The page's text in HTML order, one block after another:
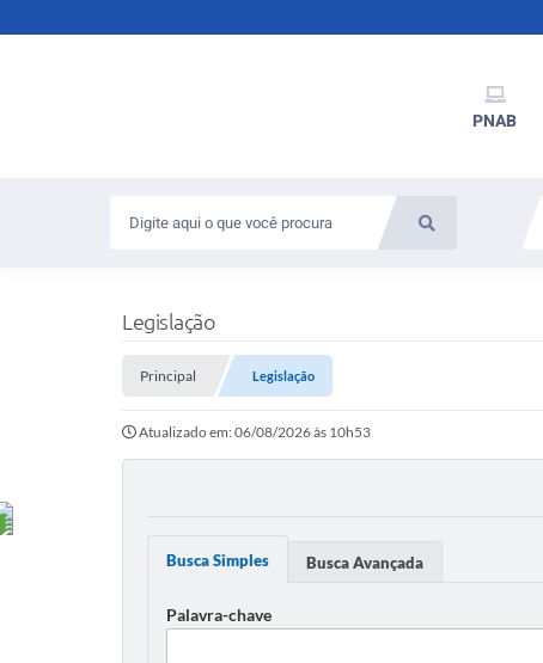
PNAB
Legislação
Principal Legislação
Atualizado em: 06/08/2026 às 10h53
Busca Simples Busca Avançada
Palavra-chave